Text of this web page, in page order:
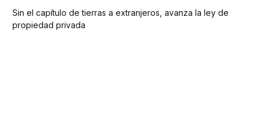
Sin el capítulo de tierras a extranjeros, avanza la ley de
propiedad privada